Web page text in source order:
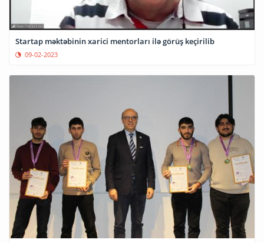
Startap məktəbinin xarici mentorları ilə görüş keçirilib
09-02-2023